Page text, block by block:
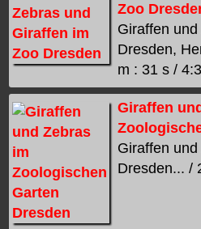
Zoo
Giraffen
Dresden,
m : 31 s / 4:3
Giraffen
Giraffen
Dresden... /